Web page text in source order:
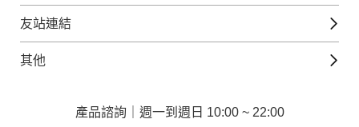
法文課程
兒童日語課程
美日語數位學院
官方Youtube
英語觀光城
日語觀光城
友站連結
iWorld JR
電腦直播教學
其他
產品諮詢｜週一到週日 10:00 ~ 22:00